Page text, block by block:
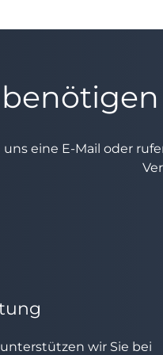
eine E-Mail oder
wir Sie bei